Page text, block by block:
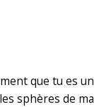
que tu es un
sphères de ma